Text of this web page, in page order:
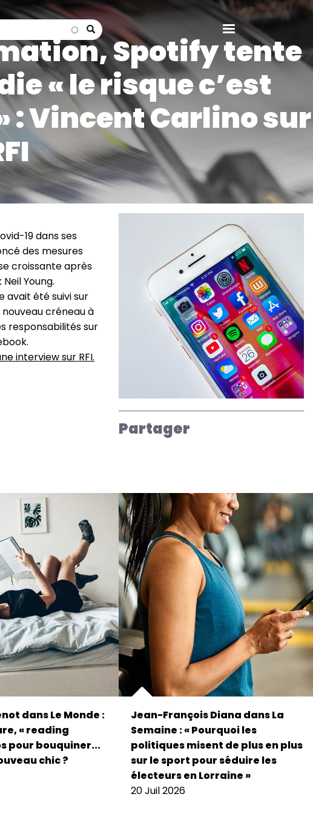
search
Spotify tente
« le risque c’est
: Vincent Carlino sur
19 dans ses
des mesures
croissante après
Young.
avait été suivi sur
créneau à
responsabilités sur
interview sur RFI.
Partager
dans Le Monde :
« reading
pour bouquiner...
chic ?
Jean-François Diana dans La
Semaine : « Pourquoi les
politiques misent de plus en plus
sur le sport pour séduire les
électeurs en Lorraine »
20 Juil 2026